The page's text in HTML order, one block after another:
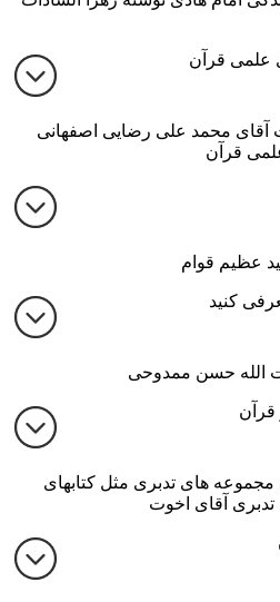
آقای محمد علی رضایی اصفهانی
قرآن
عظیم قوام
الله حسن ممدوحی
مجموعه های تدبری مثل کتابهای
تدبری آقای اخوت